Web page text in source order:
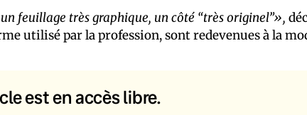
feuillage très graphique, un côté “très originel”»,
utilisé par la profession, sont redevenues à la
est en accès libre.